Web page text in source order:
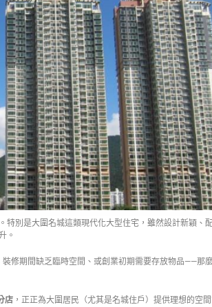
別是大圍名城這類現代化大型住宅，雖然設計新穎、
。
修期間缺乏臨時空間、或創業初期需要存放物品——那
店 ，正正為大圍居民（尤其是名城住戶）提供理想的空間